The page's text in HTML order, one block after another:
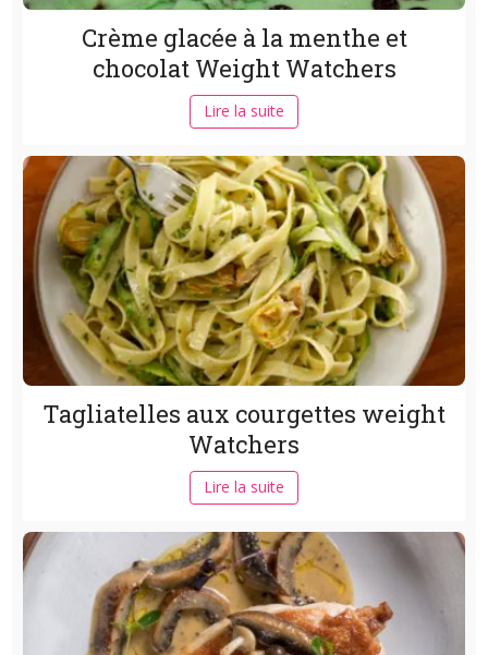
Crème glacée à la menthe et
chocolat Weight Watchers
Lire la suite
Tagliatelles aux courgettes weight
Watchers
Lire la suite